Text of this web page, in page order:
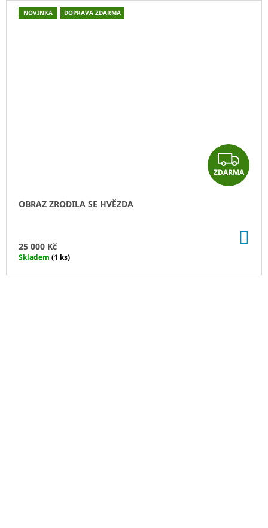
Z
D
M
ZDARMA
NOVINKA DOPRAVA ZDARMA
OBRAZ ZRODILA SE HVĚZDA
25 000 Kč
Skladem (1 ks)